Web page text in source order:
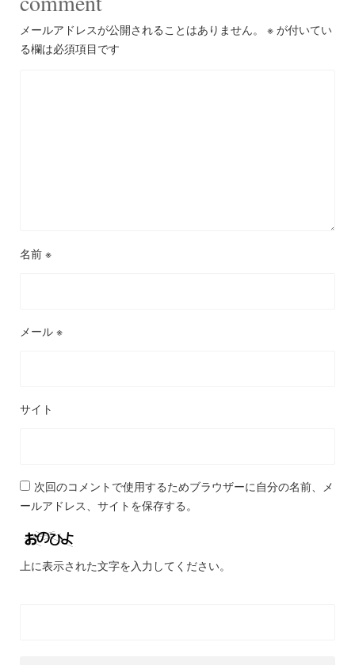
メールアドレスが公開されることはありません。 ※ が付いてい
る欄は必須項目です
名前 ※
メール ※
サイト
次回のコメントで使用するためブラウザーに自分の名前、メ
ールアドレス、サイトを保存する。
上に表示された文字を入力してください。